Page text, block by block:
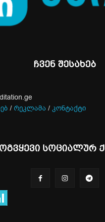
ჩვენ შესახებ
/ რეკლამა / კონტაქტი
სოციალურ